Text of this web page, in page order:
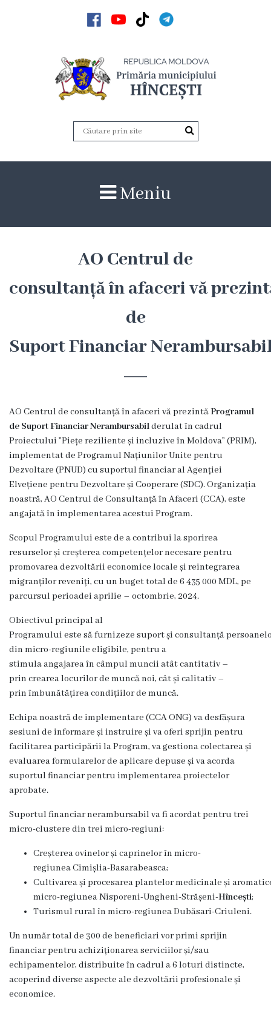
Noutăți
Galerie
Hîncești
orașului
Istoria
orașului
Potențial
turistic
Orașe
înfrățite
Cetățeni
onoare
Primăria
Primarul
Adresează
o
întrebare
Orele
de
Viceprimari
Viceprimar
domeniul
economic
Viceprimar
Meniu
AO Centrul de
consultanță în afaceri vă
de
Suport Financiar
AO Centrul de consultanță în afaceri vă prezintă Programul
de Suport Financiar Nerambursabilderulat în cadrul
Proiectului ”Piețe reziliente și incluzive în Moldova” (PRIM),
implementat de Programul Națiunilor Unite pentru
Dezvoltare (PNUD) cu suportul financiar al Agenției
Elvețiene pentru Dezvoltare și Cooperare (SDC). Organizația
noastră, AO Centrul de Consultanță în Afaceri (CCA), este
angajată în implementarea acestui Program.
Scopul Programului este de a contribui la sporirea
resurselor și creșterea competențelor necesare pentru
promovarea dezvoltării economice locale și reintegrarea
migranților reveniți, cu un buget total de 6 435 000 MDL, pe
parcursul perioadei aprilie – octombrie, 2024.
Obiectivul principal al
Programului este să furnizeze suport și consultanță
din micro-regiunile eligibile, pentru a
stimula angajarea în câmpul muncii atât cantitativ –
prin crearea locurilor de muncă noi, cât și calitativ –
prin îmbunătățirea condițiilor de muncă.
Echipa noastră de implementare (CCA ONG) va desfășura
sesiuni de informare și instruire și va oferi sprijin pentru
facilitarea participării la Program, va gestiona colectarea și
evaluarea formularelor de aplicare depuse și va acorda
suportul financiar pentru implementarea proiectelor
aprobate.
Suportul financiar nerambursabil va fi acordat pentru trei
micro-clustere din trei micro-regiuni:
Creșterea ovinelor și caprinelor în micro-
regiunea Cimișlia-Basarabeasca;
Cultivarea și procesarea plantelor medicinale și
micro-regiunea Nisporeni-Ungheni-Strășeni-Hîncești;
Turismul rural în micro-regiunea Dubăsari-Criuleni.
Un număr total de 300 de beneficiari vor primi sprijin
financiar pentru achiziționarea serviciilor și/sau
echipamentelor, distribuite în cadrul a 6 loturi distincte,
acoperind diverse aspecte ale dezvoltării profesionale și
economice.